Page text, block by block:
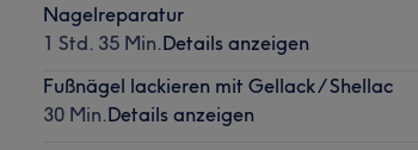
Nagelreparatur
1 Std. 35 Min.Details anzeigen
Fußnägel lackieren mit Gellack / Shellac
30 Min.Details anzeigen